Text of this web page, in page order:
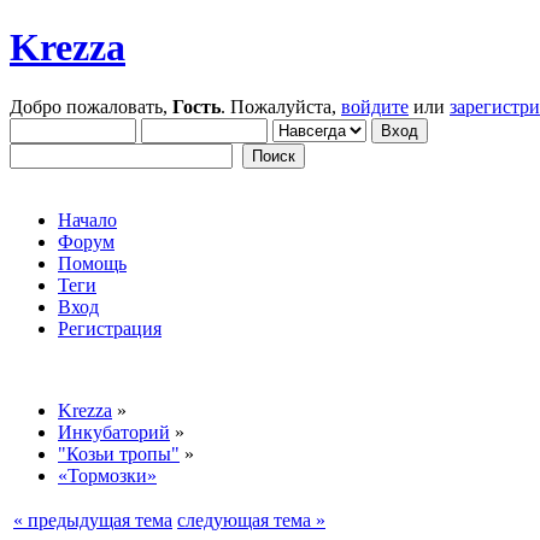
Krezza
Добро пожаловать, Гость. Пожалуйста, войдите или
Начало
Форум
Помощь
Теги
Вход
Регистрация
Krezza »
Инкубаторий »
"Козьи тропы" »
«Тормозки»
« предыдущая тема следующая тема »